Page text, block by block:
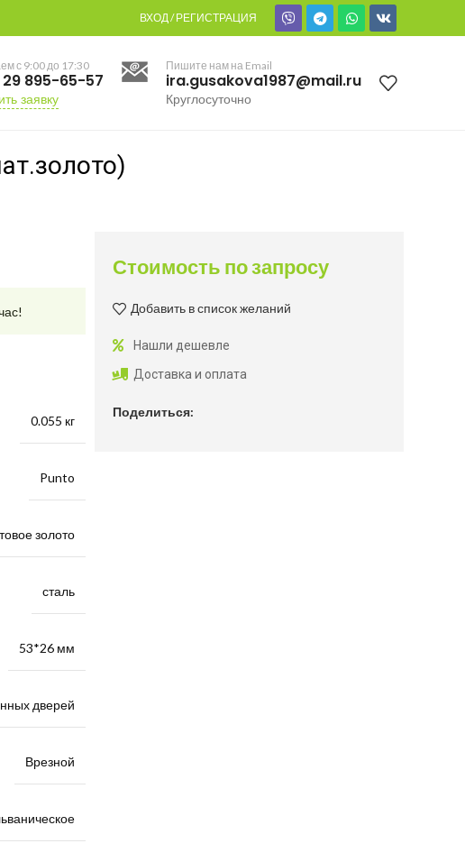
ВХОД / РЕГИСТРАЦИЯ
с 9:00 до 17:30
29 895-65-57
заявку
Пишите нам на Email
ira.gusakova1987@mail.ru
Круглосуточно
0.055 кг
Punto
золото
сталь
53*26 мм
дверей
Врезной
Стоимость по запросу
Добавить в список желаний
Нашли дешевле
Доставка и оплата
Поделиться: